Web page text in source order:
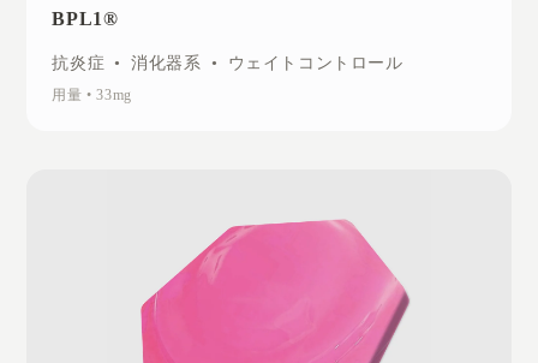
BPL1®
抗炎症 • 消化器系 • ウェイトコントロール
用量 •33mg